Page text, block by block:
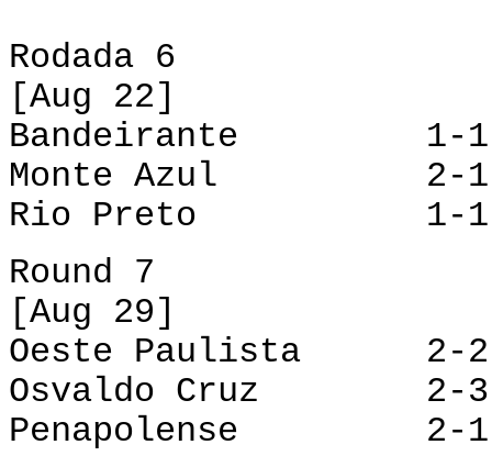
Rodada 6
[Aug 22]
Bandeirante 1-1
Monte Azul 2-1
Rio Preto 1-1
Round 7
[Aug 29]
Oeste Paulista 2-2
Osvaldo Cruz 2-3
Penapolense 2-1